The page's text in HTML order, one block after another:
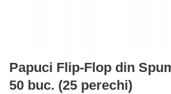
Papuci Flip-Flop din
50 buc. (25 perechi)